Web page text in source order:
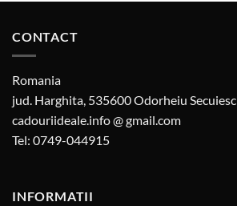
CONTACT
Romania
jud. Harghita, 535600 Odorheiu Secuiesc
cadouriideale.info @ gmail.com
Tel: 0749-044915
INFORMATII